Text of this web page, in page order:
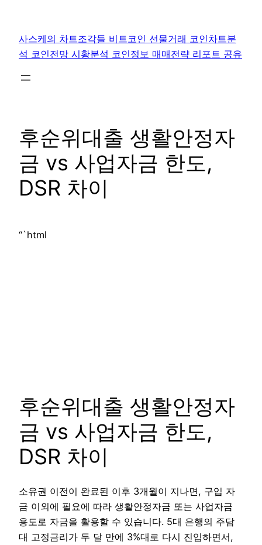
사스케의 차트조각들 비트코인 선물거래 코인차트분
석 코인전망 시황분석 코인정보 매매전략 리포트 공유
후순위대출 생활안정자
금 vs 사업자금 한도,
DSR 차이
“`html
후순위대출 생활안정자
금 vs 사업자금 한도,
DSR 차이
소유권 이전이 완료된 이후 3개월이 지나면, 구입 자
금 이외에 필요에 따라 생활안정자금 또는 사업자금
용도로 자금을 활용할 수 있습니다. 5대 은행의 주담
대 고정금리가 두 달 만에 3%대로 다시 진입하면서,